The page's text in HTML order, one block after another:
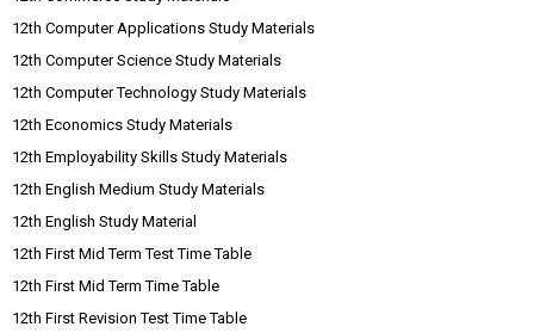
12th Computer Applications Study Materials
12th Computer Science Study Materials
12th Computer Technology Study Materials
12th Economics Study Materials
12th Employability Skills Study Materials
12th English Medium Study Materials
12th English Study Material
12th First Mid Term Test Time Table
12th First Mid Term Time Table
12th First Revision Test Time Table